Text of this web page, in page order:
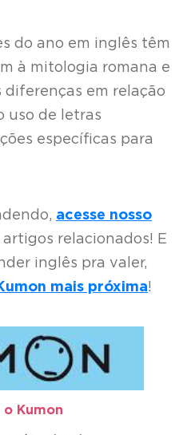
do ano em inglês têm
à mitologia romana e
em relação
uso de letras
específicas para
acesse nosso
relacionados! E
inglês pra valer,
mais próxima!
o Kumon​